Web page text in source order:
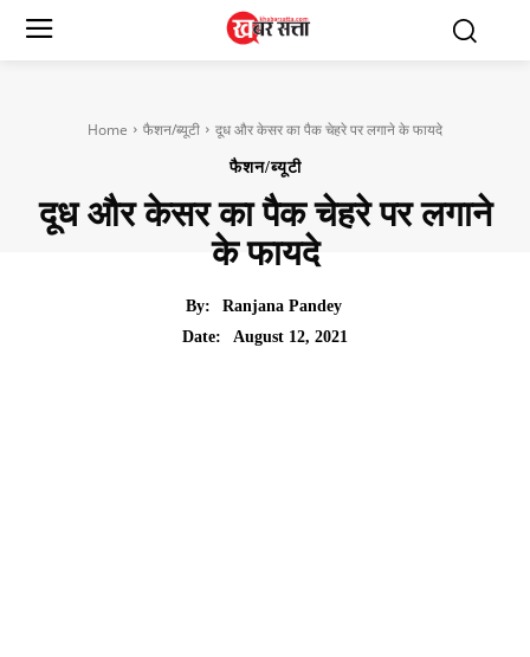
Home फैशन/ब्यूटी दूध और केसर का पैक चेहरे पर लगाने के फायदे
फैशन/ब्यूटी
दूध और केसर का पैक चेहरे पर लगाने
के फायदे
By:
Ranjana Pandey
Date:
August 12, 2021